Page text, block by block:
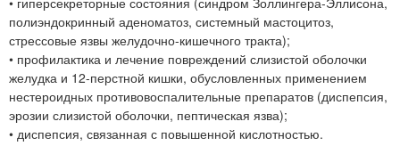
полиэндокринный аденоматоз, системный мастоцитоз,
стрессовые язвы желудочно-кишечного тракта);
• профилактика и лечение повреждений слизистой оболочки
желудка и 12-перстной кишки, обусловленных применением
нестероидных противовоспалительные препаратов (диспепсия,
эрозии слизистой оболочки, пептическая язва);
• диспепсия, связанная с повышенной кислотностью.